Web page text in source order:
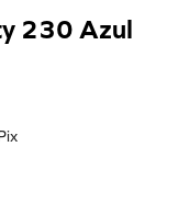
230 Azul